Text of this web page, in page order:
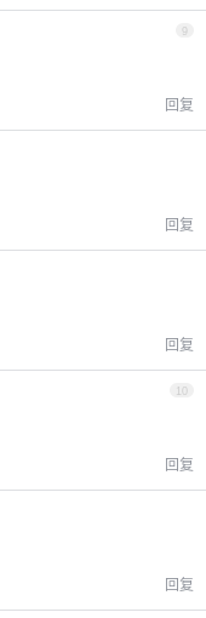
9
回复
回复
回复
回复
回复